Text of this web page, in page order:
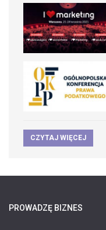
CZYTAJ WIĘCEJ
PROWADZĘ BIZNES